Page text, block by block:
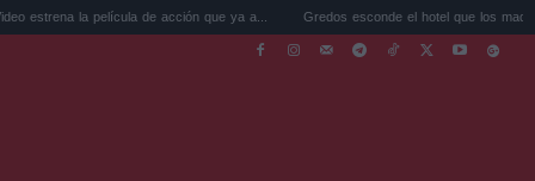
de acción que ya a... Gredos esconde el hotel que los madrileños agotan ...